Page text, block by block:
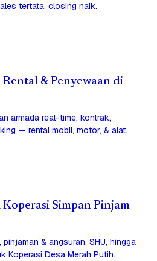
tertata, closing naik.
& Penyewaan di
armada real-time, kontrak,
— rental mobil, motor, & alat.
Simpan Pinjam
& angsuran, SHU, hingga
Koperasi Desa Merah Putih.